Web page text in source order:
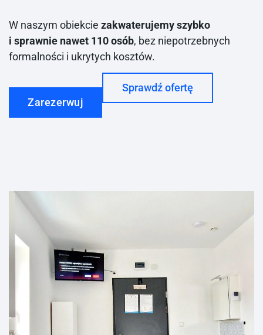
W naszym obiekcie zakwaterujemy szybko
i sprawnie nawet 110 osób, bez niepotrzebnych
formalności i ukrytych kosztów.
Zarezerwuj
Sprawdź ofertę